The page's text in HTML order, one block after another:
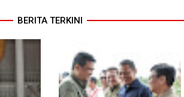
BERITA TERKINI